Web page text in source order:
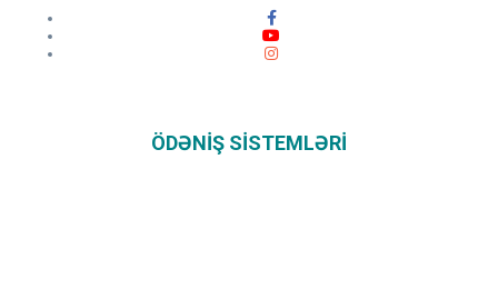
ÖDƏNIŞ SISTEMLƏRI